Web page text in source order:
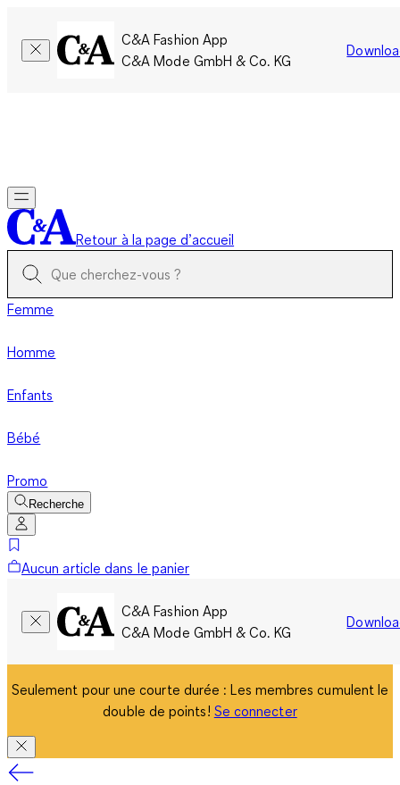
C&A Fashion App
C&A Mode GmbH & Co. KG
Retour à la page d’accueil
Femme
Homme
Enfants
Bébé
Promo
Recherche
Aucun article dans le panier
C&A Fashion App
C&A Mode GmbH & Co. KG
Seulement pour une courte durée : Les membres cumulent le
double de points! Se connecter